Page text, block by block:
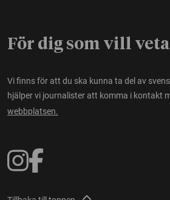
För dig som vill veta
Vi finns för att du ska kunna ta del av
hjälper vi journalister att komma i kontakt
webbplatsen.